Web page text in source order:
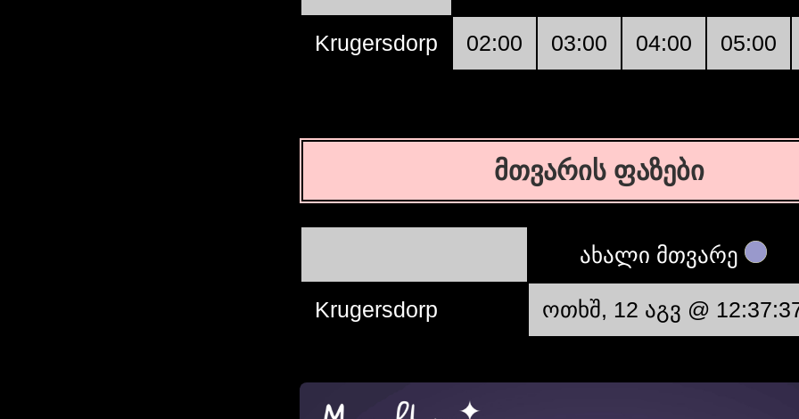
Krugersdorp 02:00 03:00 04:00 05:00
მთვარის ფაზები
ახალი მთვარე
Krugersdorp ოთხშ, 12 აგვ @